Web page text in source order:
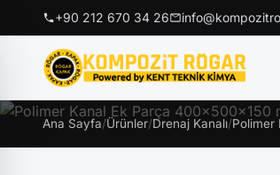
+90 212 670 34 26
Ana Sayfa/Ürünler/Drenaj Kanalı/Polimer